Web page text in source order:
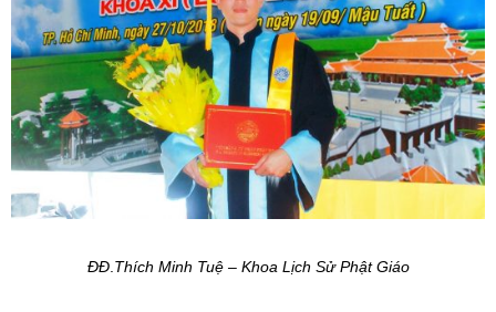
ĐĐ. Thích Minh Tuệ– Khoa Lịch Sử Phật Giáo